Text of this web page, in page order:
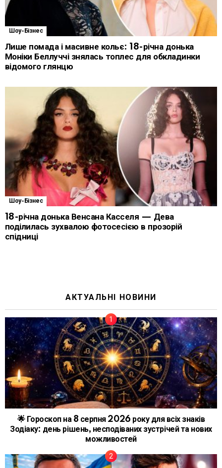
Шоу-Бізнес
Лише помада і масивне кольє: 18-річна донька
Моніки Беллуччі знялась топлес для обкладинки
відомого глянцю
Шоу-Бізнес
18-річна донька Венсана Касселя — Дева
поділилась зухвалою фотосесією в прозорій
спідниці
АКТУАЛЬНІ НОВИНИ
🌟 Гороскоп на 8 серпня 2026 року для всіх знаків
Зодіаку: день рішень, несподіваних зустрічей та нових
можливостей